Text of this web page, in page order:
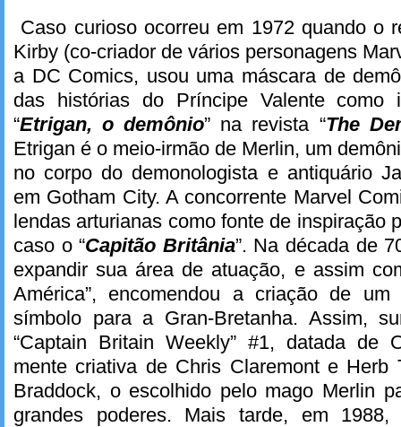
Caso curioso ocorreu em 1972 quando o
Kirby (co-criador de vários personagens
a DC Comics, usou uma máscara de
das histórias do Príncipe Valente como
“Etrigan, o demônio” na revista “The
Etrigan é o meio-irmão de Merlin, um
no corpo do demonologista e antiquário
em Gotham City. A concorrente Marvel
lendas arturianas como fonte de inspiração
caso o “Capitão Britânia”. Na década de
expandir sua área de atuação, e assim
América”, encomendou a criação de
símbolo para a Gran-Bretanha. Assim,
“Captain Britain Weekly” #1, datada de
mente criativa de Chris Claremont e Herb
Braddock, o escolhido pelo mago Merlin
grandes poderes. Mais tarde, em 1988,